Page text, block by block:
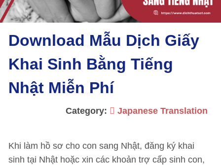
Download Mẫu Dịch Giấy
Khai Sinh Bằng Tiếng
Nhật Miễn Phí
Category: Japanese Translation
Khi làm hồ sơ cho con sang Nhật, đăng ký khai
sinh tại Nhật hoặc xin các khoản trợ cấp sinh con,